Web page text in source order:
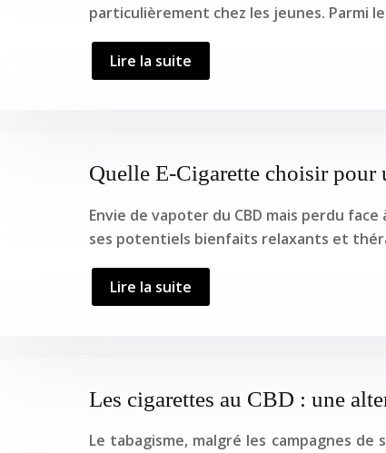
particulièrement chez les jeunes. Parmi
Lire la suite
Quelle E-Cigarette choisir
Envie de vapoter du CBD mais perdu
ses potentiels bienfaits relaxants et
Lire la suite
Les cigarettes au CBD : une
Le tabagisme, malgré les campagnes